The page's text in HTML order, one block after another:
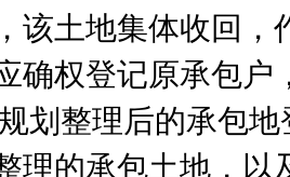
该土地集体收回
确权登记原承包户
划整理后的承包
理的承包土地，